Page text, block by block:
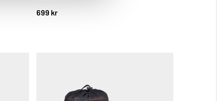
699 kr